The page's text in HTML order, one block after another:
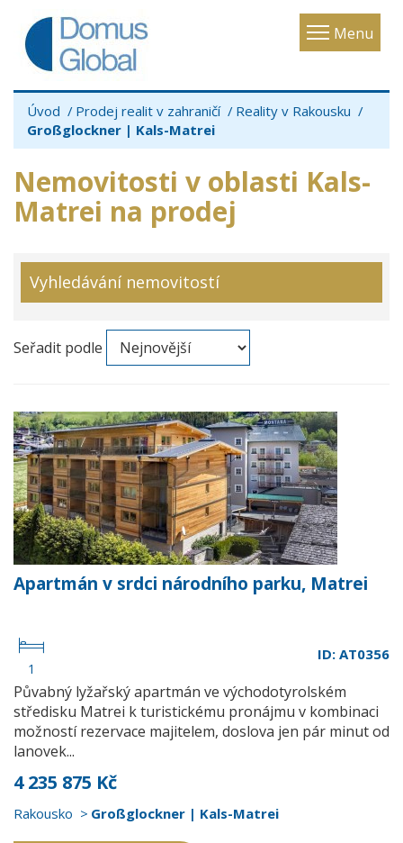
Menu
Toggle
Úvod Prodej realit v zahraničí
Reality v Rakousku
Großglockner | Kals-Matrei
Nemovitosti v oblasti Kals-
Matrei na prodej
Vyhledávání nemovitostí
Seřadit podle
Apartmán v srdci národního parku, Matrei
1
ID: AT0356
Půvabný lyžařský apartmán ve východotyrolském
středisku Matrei k turistickému pronájmu v kombinaci
možností rezervace majitelem, doslova jen pár minut od
lanovek...
4 235 875 Kč
Rakousko Großglockner | Kals-Matrei